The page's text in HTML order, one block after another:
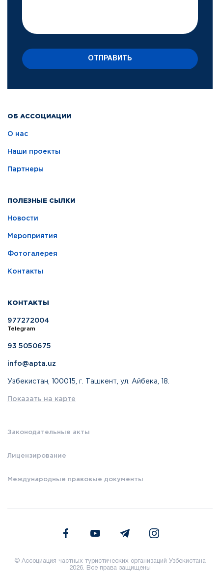
ОБ АССОЦИАЦИИ
О нас
Наши проекты
Партнеры
ПОЛЕЗНЫЕ СЫЛКИ
Новости
Мероприятия
Фотогалерея
Контакты
КОНТАКТЫ
977272004
Telegram
93 5050675
info@apta.uz
Узбекистан, 100015, г. Ташкент, ул. Айбека, 18.
Показать на карте
Законодательные акты
Лицензирование
Международные правовые документы
ОТПРАВИТЬ
© Ассоциация частных туристических организаций Узбекистана
2026. Все права защищены